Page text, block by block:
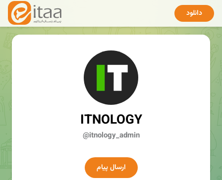
دانلود
ITNOLOGY
@itnology_admin
ارسال پیام